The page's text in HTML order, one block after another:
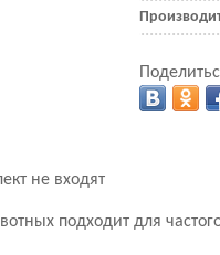
не входят
подходит для